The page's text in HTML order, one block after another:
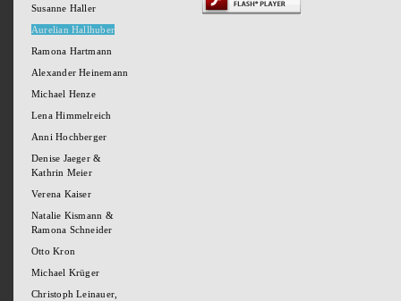
Susanne Haller
Aurelian Hallhuber
Ramona Hartmann
Alexander Heinemann
Michael Henze
Lena Himmelreich
Anni Hochberger
Denise Jaeger &
Kathrin Meier
Verena Kaiser
Natalie Kismann &
Ramona Schneider
Otto Kron
Michael Krüger
Christoph Leinauer,